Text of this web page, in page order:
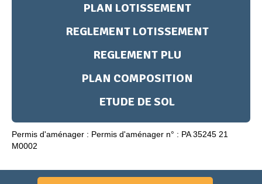
PLAN LOTISSEMENT
REGLEMENT LOTISSEMENT
REGLEMENT PLU
PLAN COMPOSITION
ETUDE DE SOL
Permis d'aménager : Permis d'aménager n° : PA 35245 21
M0002